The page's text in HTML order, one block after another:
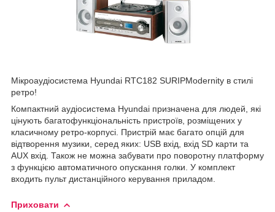
Мікроаудіосистема Hyundai RTC182 SURIPModernity в стилі
ретро!
Компактний аудіосистема Hyundai призначена для людей, які
цінують багатофункціональність пристроїв, розміщених у
класичному ретро-корпусі. Пристрій має багато опцій для
відтворення музики, серед яких: USB вхід, вхід SD карти та
AUX вхід. Також не можна забувати про поворотну платформу
з функцією автоматичного опускання голки. У комплект
входить пульт дистанційного керування приладом.
Приховати